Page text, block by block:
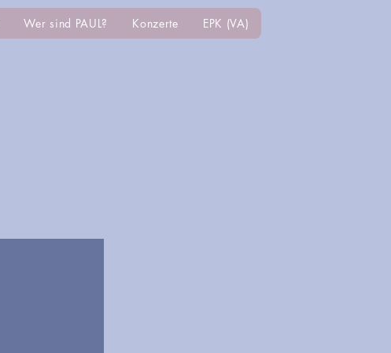
Wer sind PAUL? Konzerte EPK (VA)